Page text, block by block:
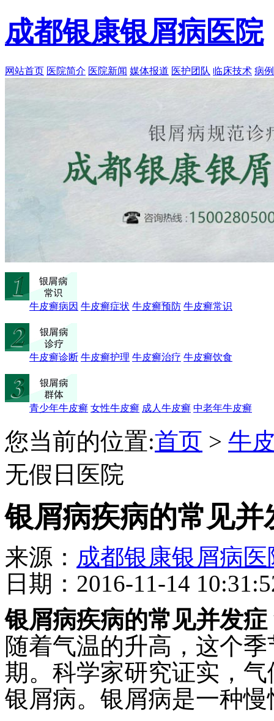
成都银康银屑病医院
网站首页 医院简介 医院新闻 媒体报道 医护团队 临床技术 病
牛皮癣病因 牛皮癣症状 牛皮癣预防 牛皮癣常识
牛皮癣诊断 牛皮癣护理 牛皮癣治疗 牛皮癣饮食
青少年牛皮癣 女性牛皮癣 成人牛皮癣 中老年牛皮癣
您当前的位置:首页 > 牛
无假日医院
银屑病疾病的常见并
来源： 成都银康银屑病医
日期：2016-11-14
银屑病疾病的常见并发症
随着气温的升高，这个
期。科学家研究证实，
银屑病。银屑病是一种